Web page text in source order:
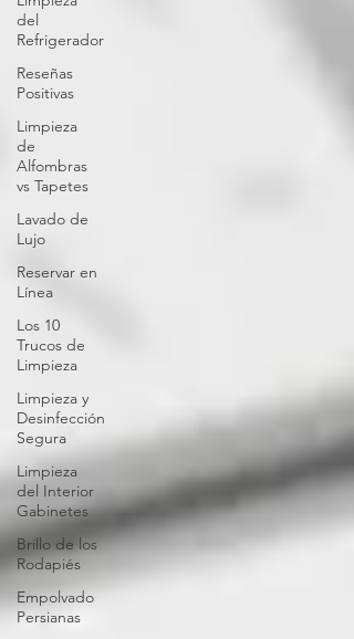
del
Refrigerador
Reseñas
Positivas
Limpieza
de
Alfombras
vs Tapetes
Lavado de
Lujo
Reservar en
Línea
Los 10
Trucos de
Limpieza
Limpieza y
Desinfección
Segura
Limpieza
del Interior
Gabinetes
Brillo de los
Rodapiés
Empolvado
Persianas